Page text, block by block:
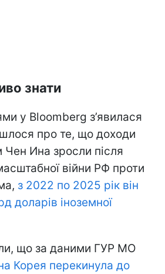
знати
у Bloomberg з’явилася
про те, що доходи
Ина зросли після
війни РФ проти
з 2022 по 2025 рік він
доларів іноземної
що за даними ГУР МО
Корея перекинула до